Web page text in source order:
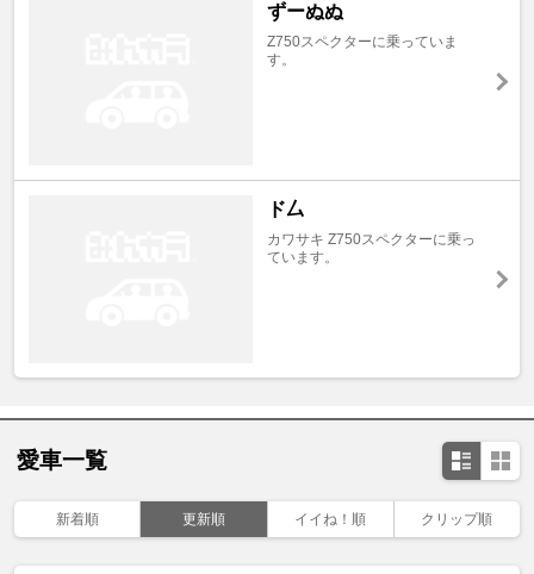
ずーぬぬ
Z750スペクターに乗っていま
す。
ド厶
カワサキ Z750スペクターに乗っ
ています。
愛車一覧
新着順 更新順 イイね！順 クリップ順